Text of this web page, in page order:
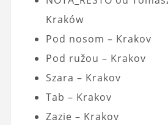
Kraków
Pod nosom – Krakov
Pod ružou – Krakov
Szara – Krakov
Tab – Krakov
Zazie – Krakov